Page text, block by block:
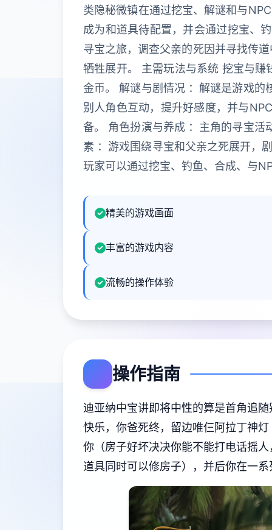
类隐秘微镇在通过挖宝、解谜和与
成为和道具待配置，并会通过挖宝、
寻宝之旅，调查父亲的死因并寻找传
牺牲展开。 主需玩法与系统 挖宝与
金币。 解谜与剧情况 ：解谜是游戏的
别人角色互动，提升好感度，并与
备。 角色扮演与养成 ：主角的寻宝活
素 ：游戏围绕寻宝和父亲之死展开，
玩家可以通过挖宝、钓鱼、合成、与
精美的游戏画面
丰富的游戏内容
流畅的操作体验
操作指南
迪亚纳中宝讲即将中性的算是首角追
快乐，你爸死终，留边唯仨阿拉丁神
你（房子好坏决决你能不能打电话摇
道具同时可以修房子），并后你在一